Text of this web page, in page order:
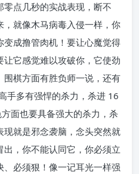
点几秒的实战表现，断不
就像木马病毒入侵一样，你
成撸管肉机！要让心魔觉得
它感觉难以攻破你，它使劲
棋方面有胜负师一说，还有
手多有强悍的杀力，杀进 16
面也要具备强大的杀力，杀
就是邪念袭脑，念头突然就
，你不能认同它，你必须立
必须狠！像一记耳光一样强